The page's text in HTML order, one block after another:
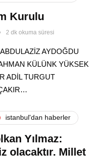
Kurulu
2 dk okuma süresi
AYDOĞDU
KÜLÜNK YÜKSEK
ADİL TURGUT
i̇stanbul'dan haberler
Yılmaz:
olacaktır. Millet